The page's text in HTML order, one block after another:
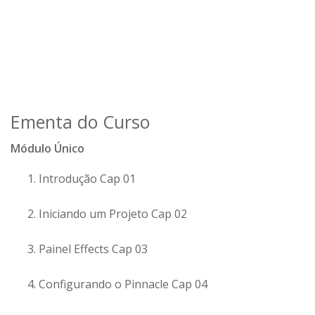
Ementa do Curso
Módulo Único
Introdução Cap 01
Iniciando um Projeto Cap 02
Painel Effects Cap 03
Configurando o Pinnacle Cap 04